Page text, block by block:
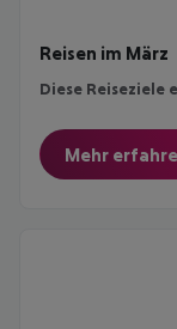
Reisen im März
Diese Reiseziele
Mehr